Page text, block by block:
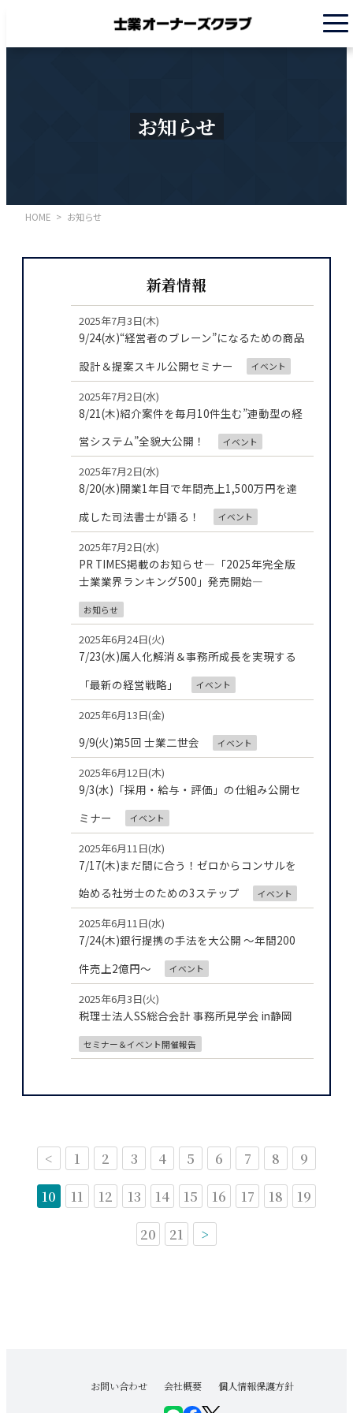
お知らせ
HOME > お知らせ
新着情報
2025年7月3日(木)
9/24(水)“経営者のブレーン”になるための商品
設計＆提案スキル公開セミナー
イベント
2025年7月2日(水)
8/21(木)紹介案件を毎月10件生む”連動型の経
営システム”全貌大公開！
イベント
2025年7月2日(水)
8/20(水)開業1年目で年間売上1,500万円を達
成した司法書士が語る！
イベント
2025年7月2日(水)
PR TIMES掲載のお知らせ―「2025年完全版
士業業界ランキング500」発売開始―
お知らせ
2025年6月24日(火)
7/23(水)属人化解消＆事務所成長を実現する
「最新の経営戦略」
イベント
2025年6月13日(金)
9/9(火)第5回 士業二世会 イベント
2025年6月12日(木)
9/3(水)「採用・給与・評価」の仕組み公開セ
ミナー
イベント
2025年6月11日(水)
7/17(木)まだ間に合う！ゼロからコンサルを
始める社労士のための3ステップ
イベント
2025年6月11日(水)
7/24(木)銀行提携の手法を大公開 ～年間200
件売上2億円～
イベント
2025年6月3日(火)
税理士法人SS総合会計 事務所見学会 in静岡
セミナー＆イベント開催報告
< 1 2 3 4 5 6 7 8
9
10
11 12 13 14 15 16 17 18
19
20
21 >
お問い合わせ 会社概要 個人情報保護方針